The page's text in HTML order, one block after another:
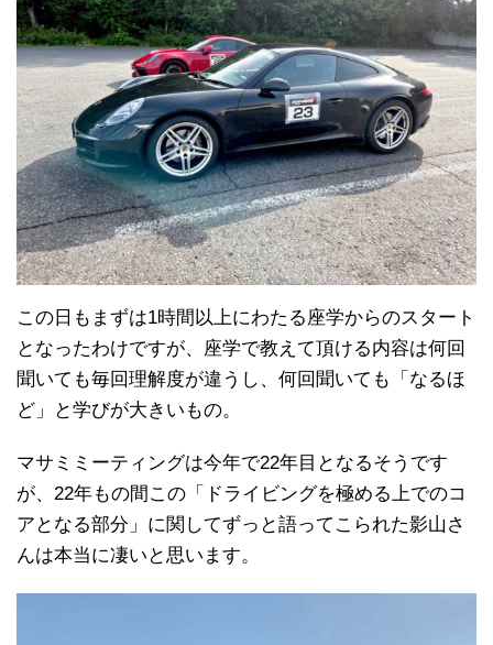
この日もまずは1時間以上にわたる座学からのスタート
となったわけですが、座学で教えて頂ける内容は何回
聞いても毎回理解度が違うし、何回聞いても「なるほ
ど」と学びが大きいもの。
マサミミーティングは今年で22年目となるそうです
が、22年もの間この「ドライビングを極める上でのコ
アとなる部分」に関してずっと語ってこられた影山さ
んは本当に凄いと思います。